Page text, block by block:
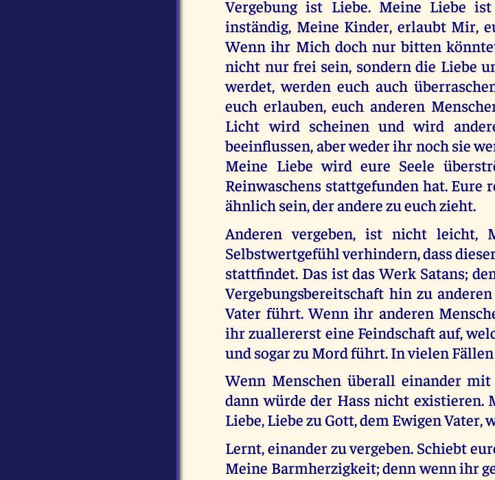
Vergebung ist Liebe. Meine Liebe
inständig, Meine Kinder, erlaubt Mir,
Wenn ihr Mich doch nur bitten
nicht nur frei sein, sondern die Liebe
werdet, werden euch auch
euch erlauben, euch anderen
Licht wird scheinen und wird
beeinflussen, aber weder ihr noch sie
Meine Liebe wird eure Seele
Reinwaschens stattgefunden hat. Eure
ähnlich sein, der andere zu euch zieht.
Anderen vergeben, ist nicht leicht,
Selbstwertgefühl verhindern, dass
stattfindet. Das ist das Werk Satans;
Vergebungsbereitschaft hin zu
Vater führt. Wenn ihr anderen
ihr zuallererst eine Feindschaft auf,
und sogar zu Mord führt. In vielen
Wenn Menschen überall einander
dann würde der Hass nicht existieren.
Liebe, Liebe zu Gott, dem Ewigen Vater,
Lernt, einander zu vergeben. Schiebt
Meine Barmherzigkeit; denn wenn ihr